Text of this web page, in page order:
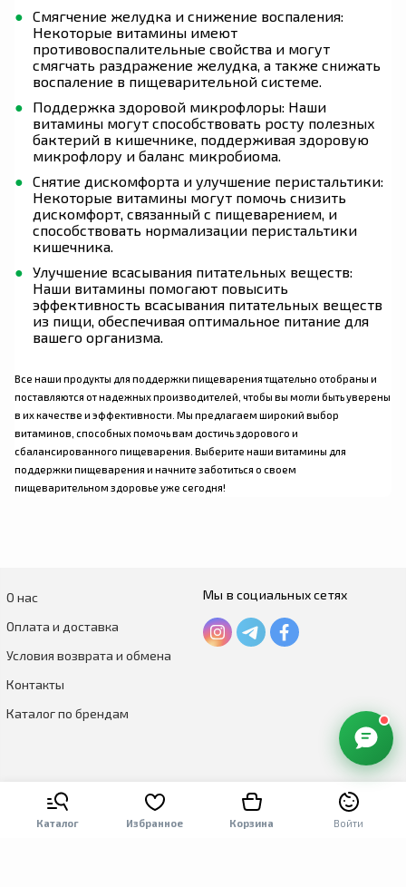
Смягчение желудка и снижение воспаления:
Некоторые витамины имеют
противовоспалительные свойства и могут
смягчать раздражение желудка, а также снижать
воспаление в пищеварительной системе.
Поддержка здоровой микрофлоры: Наши
витамины могут способствовать росту полезных
бактерий в кишечнике, поддерживая здоровую
микрофлору и баланс микробиома.
Снятие дискомфорта и улучшение перистальтики:
Некоторые витамины могут помочь снизить
дискомфорт, связанный с пищеварением, и
способствовать нормализации перистальтики
кишечника.
Улучшение всасывания питательных веществ:
Наши витамины помогают повысить
эффективность всасывания питательных веществ
из пищи, обеспечивая оптимальное питание для
вашего организма.
Все наши продукты для поддержки пищеварения тщательно отобраны и
поставляются от надежных производителей, чтобы вы могли быть уверены
в их качестве и эффективности. Мы предлагаем широкий выбор
витаминов, способных помочь вам достичь здорового и
сбалансированного пищеварения. Выберите наши витамины для
поддержки пищеварения и начните заботиться о своем
пищеварительном здоровье уже сегодня!
Каталог Избранное Корзина Войти
О нас
Оплата и доставка
Условия возврата и обмена
Контакты
Каталог по брендам
Мы в социальных сетях